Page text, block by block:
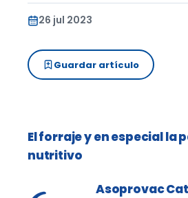
26 jul 2023
Guardar artículo
El forraje y en especial la
nutritivo
Asoprovac